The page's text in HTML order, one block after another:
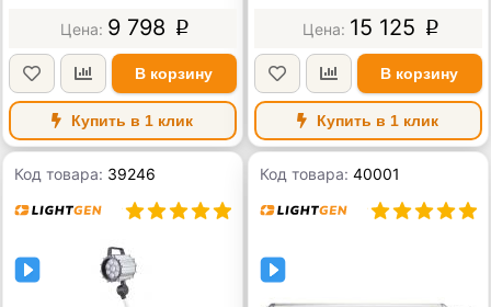
9 798 p
В корзину
Купить в 1 клик
15 125 p
В корзину
Купить в 1 клик
Код товара: 39246 Код товара:40001